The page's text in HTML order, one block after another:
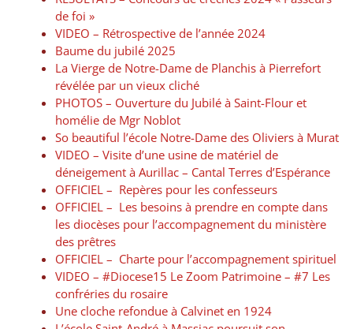
de foi »
VIDEO – Rétrospective de l’année 2024
Baume du jubilé 2025
La Vierge de Notre-Dame de Planchis à Pierrefort
révélée par un vieux cliché
PHOTOS – Ouverture du Jubilé à Saint-Flour et
homélie de Mgr Noblot
So beautiful l’école Notre-Dame des Oliviers à Murat
VIDEO – Visite d’une usine de matériel de
déneigement à Aurillac – Cantal Terres d’Espérance
OFFICIEL – Repères pour les confesseurs
OFFICIEL – Les besoins à prendre en compte dans
les diocèses pour l’accompagnement du ministère
des prêtres
OFFICIEL – Charte pour l’accompagnement spirituel
VIDEO – #Diocese15​​ Le Zoom Patrimoine – #7 Les
confréries du rosaire
Une cloche refondue à Calvinet en 1924